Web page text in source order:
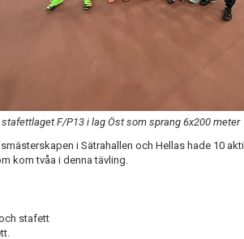
F/P13 i lag Öst som sprang 6x200 meter
i Sätrahallen och Hellas hade 10
kom tvåa i denna tävling.
stafett